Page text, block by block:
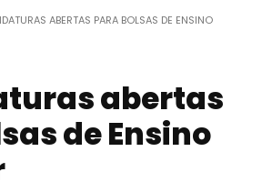
ABERTAS PARA BOLSAS DE ENSINO
abertas
de Ensino